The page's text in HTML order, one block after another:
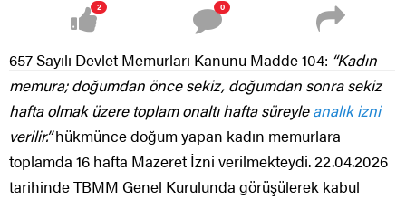
2 0
657 Sayılı Devlet Memurları Kanunu Madde 104: “Kadın
memura; doğumdan önce sekiz, doğumdan sonra sekiz
hafta olmak üzere toplam onaltı hafta süreyleanalık izni
verilir.”hükmünce doğum yapan kadın memurlara
toplamda 16 hafta Mazeret İzni verilmekteydi. 22.04.2026
tarihinde TBMM Genel Kurulunda görüşülerek kabul